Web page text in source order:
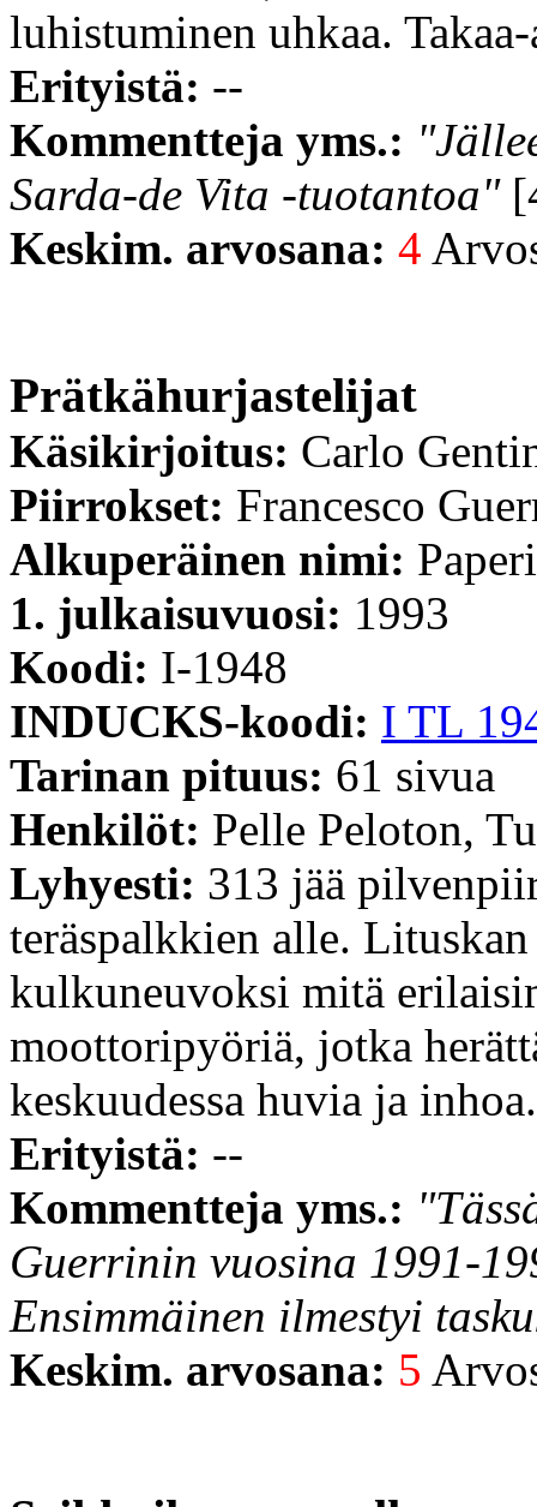
luhistuminen uhkaa.
Erityistä: --
Kommentteja yms.:
Sarda-de Vita -tuotantoa"
Keskim. arvosana: 4
Prätkähurjastelijat
Käsikirjoitus: Carlo
Piirrokset: Francesco
Alkuperäinen nimi:
1. julkaisuvuosi: 1993
Koodi: I-1948
INDUCKS-koodi: I TL
Tarinan pituus: 61 sivua
Henkilöt: Pelle Peloton,
Lyhyesti: 313 jää
teräspalkkien alle.
kulkuneuvoksi mitä
moottoripyöriä, jotka
keskuudessa huvia ja inhoa.
Erityistä: --
Kommentteja yms.:
Guerrinin vuosina 1991-
Ensimmäinen ilmestyi
Keskim. arvosana: 5